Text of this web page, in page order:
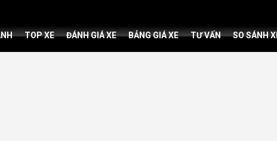
TOP XE ĐÁNH GIÁ XE BẢNG GIÁ XE TƯ VẤN SO SÁNH